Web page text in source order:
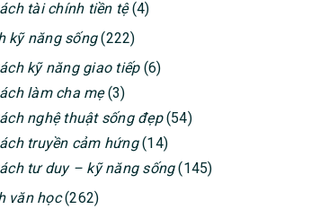
tài chính tiền tệ(4)
kỹ năng sống(222)
kỹ năng giao tiếp(6)
làm cha mẹ(3)
nghệ thuật sống đẹp(54)
truyền cảm hứng(14)
tư duy – kỹ năng sống(145)
văn học(262)